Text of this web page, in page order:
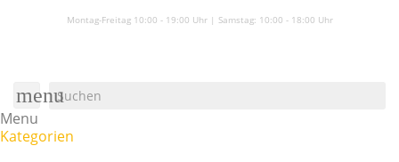
Montag-Freitag 10:00 - 19:00 Uhr | Samstag: 10:00 - 18:00 Uhr
menu
Menu
Kategorien